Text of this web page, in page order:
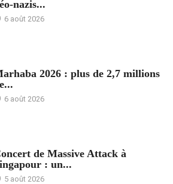
nazis...
6 août 2026
2026 : plus de 2,7 millions
6 août 2026
de Massive Attack à
: un...
5 août 2026